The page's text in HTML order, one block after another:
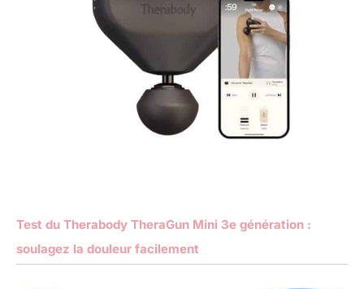
Test du Therabody TheraGun Mini 3e génération :
soulagez la douleur facilement